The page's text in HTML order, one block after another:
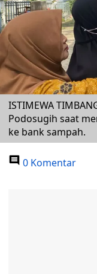
ISTIMEWA
Podosugih saat
ke bank sampah.
0 Komentar